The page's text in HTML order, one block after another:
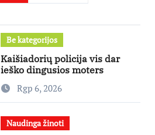
Be kategorijos
Kaišiadorių policija vis dar
ieško dingusios moters
Rgp 6, 2026
Naudinga žinoti